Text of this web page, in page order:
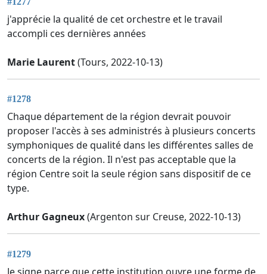
j'apprécie la qualité de cet orchestre et le travail
accompli ces dernières années
Marie Laurent(Tours, 2022-10-13)
#1278
Chaque département de la région devrait pouvoir
proposer l'accès à ses administrés à plusieurs concerts
symphoniques de qualité dans les différentes salles de
concerts de la région. Il n'est pas acceptable que la
région Centre soit la seule région sans dispositif de ce
type.
Arthur Gagneux(Argenton sur Creuse, 2022-10-13)
#1279
Je signe parce que cette institution ouvre une forme de